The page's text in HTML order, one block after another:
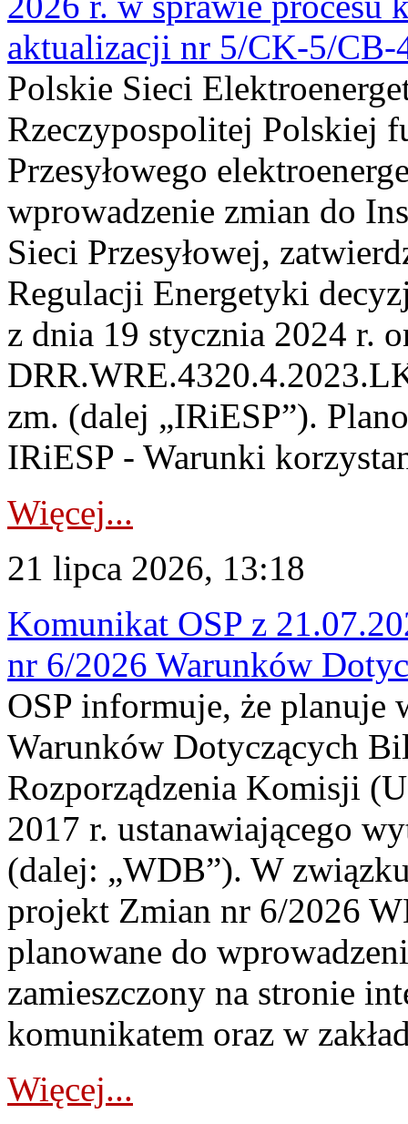
aktualizacji nr 5/CK-5/CB-
Polskie Sieci
Rzeczypospolitej Polskiej
Przesyłowego
wprowadzenie zmian do
Sieci Przesyłowej,
Regulacji Energetyki
z dnia 19 stycznia 2024 r.
zm. (dalej „IRiESP”).
IRiESP - Warunki
Więcej...
21 lipca 2026, 13:18
Komunikat OSP z
nr 6/2026 Warunków
OSP informuje, że planuje
Warunków Dotyczących
Rozporządzenia Komisji
2017 r. ustanawiającego
(dalej: „WDB”). W
projekt Zmian nr 6/2026
planowane do
zamieszczony na stronie
komunikatem oraz w
Więcej...